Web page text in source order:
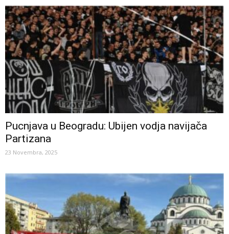
Pucnjava u Beogradu: Ubijen vodja navijača
Partizana
23 Novembra, 2025